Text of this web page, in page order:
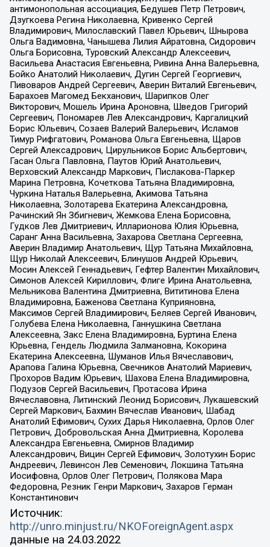
антимонопольная ассоциация, Бедушев Петр Петрович,
Дзугкоева Регина Николаевна, Кривенко Сергей
Владимирович, Милославский Павел Юрьевич, Шнырова
Ольга Вадимовна, Чанышева Лилия Айратовна, Сидорович
Ольга Борисовна, Туровский Александр Алексеевич,
Васильева Анастасия Евгеньевна, Ривина Анна Валерьевна,
Бойко Анатолий Николаевич, Дугин Сергей Георгиевич,
Пивоваров Андрей Сергеевич, Аверин Виталий Евгеньевич,
Барахоев Магомед Бекханович, Шарипков Олег
Викторович, Мошель Ирина Ароновна, Шведов Григорий
Сергеевич, Пономарев Лев Александрович, Каргалицкий
Борис Юльевич, Созаев Валерий Валерьевич, Исламов
Тимур Рифгатович, Романова Ольга Евгеньевна, Щаров
Сергей Алексадрович, Цирульников Борис Альбертович,
Гасан Ольга Павловна, Паутов Юрий Анатольевич,
Верховский Александр Маркович, Пислакова-Паркер
Марина Петровна, Кочеткова Татьяна Владимировна,
Чуркина Наталья Валерьевна, Акимова Татьяна
Николаевна, Золотарева Екатерина Александровна,
Рачинский Ян Збигневич, Жемкова Елена Борисовна,
Гудков Лев Дмитриевич, Илларионова Юлия Юрьевна,
Саранг Анна Васильевна, Захарова Светлана Сергеевна,
Аверин Владимир Анатольевич, Щур Татьяна Михайловна,
Щур Николай Алексеевич, Блинушов Андрей Юрьевич,
Мосин Алексей Геннадьевич, Гефтер Валентин Михайлович,
Симонов Алексей Кириллович, Флиге Ирина Анатольевна,
Мельникова Валентина Дмитриевна, Вититинова Елена
Владимировна, Баженова Светлана Куприяновна,
Максимов Сергей Владимирович, Беляев Сергей Иванович,
Голубева Елена Николаевна, Ганнушкина Светлана
Алексеевна, Закс Елена Владимировна, Буртина Елена
Юрьевна, Гендель Людмила Залмановна, Кокорина
Екатерина Алексеевна, Шуманов Илья Вячеславович,
Арапова Галина Юрьевна, Свечников Анатолий Мариевич,
Прохоров Вадим Юрьевич, Шахова Елена Владимировна,
Подузов Сергей Васильевич, Протасова Ирина
Вячеславовна, Литинский Леонид Борисович, Лукашевский
Сергей Маркович, Бахмин Вячеслав Иванович, Шабад
Анатолий Ефимович, Сухих Дарья Николаевна, Орлов Олег
Петрович, Добровольская Анна Дмитриевна, Королева
Александра Евгеньевна, Смирнов Владимир
Александрович, Вицин Сергей Ефимович, Золотухин Борис
Андреевич, Левинсон Лев Семенович, Локшина Татьяна
Иосифовна, Орлов Олег Петрович, Полякова Мара
Федоровна, Резник Генри Маркович, Захаров Герман
Константинович
Источник:
http://unro.minjust.ru/NKOForeignAgent.aspx
данные на 24.03.2022